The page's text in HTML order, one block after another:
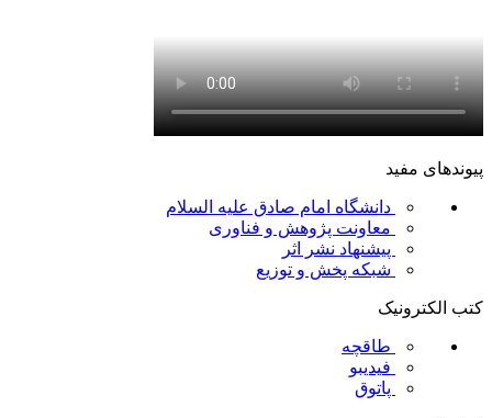
پیوندهای مفید
دانشگاه امام صادق علیه السلام
معاونت پژوهش و فناوری
پیشنهاد نشر اثر
شبکه پخش و توزیع
کتب الکترونیک
طاقچه
فیدیبو
پاتوق